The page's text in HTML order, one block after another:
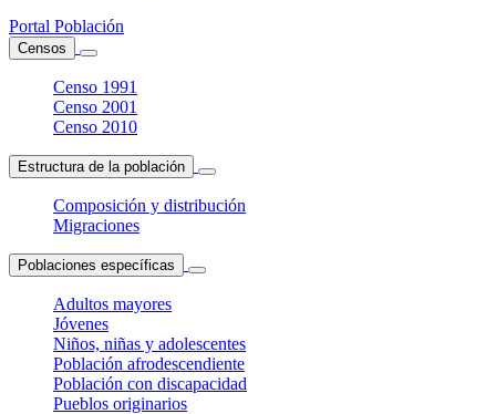
Portal Población
Censos
Censo 1991
Censo 2001
Censo 2010
Estructura de la población
Composición y distribución
Migraciones
Poblaciones específicas
Adultos mayores
Jóvenes
Niños, niñas y adolescentes
Población afrodescendiente
Población con discapacidad
Pueblos originarios